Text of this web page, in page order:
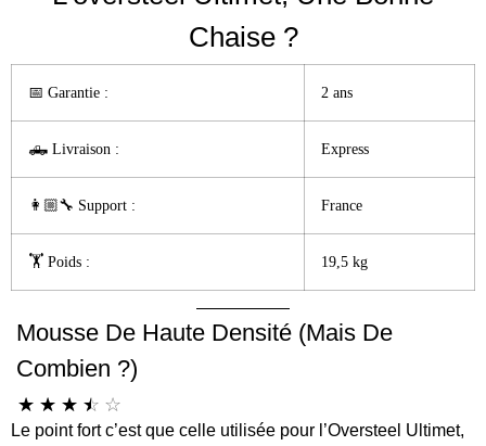
Chaise ?
📅 Garantie :️ 2 ans
🛻 Livraison : Express
👩🏼‍🔧 Support : France
🏋️ Poids : 19,5 kg
Mousse De Haute Densité (mais De
Combien ?)
☆ ☆ ☆ ☆ ☆
Le point fort c’est que celle utilisée pour l’Oversteel Ultimet,